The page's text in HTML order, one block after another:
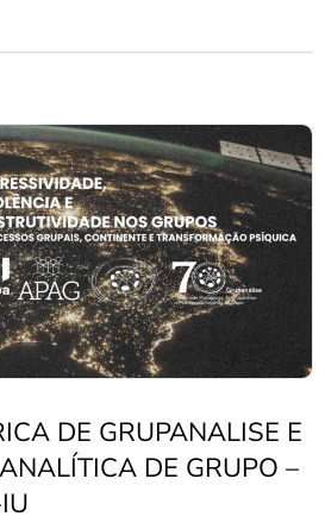
DE GRUPANALISE E
DE GRUPO –